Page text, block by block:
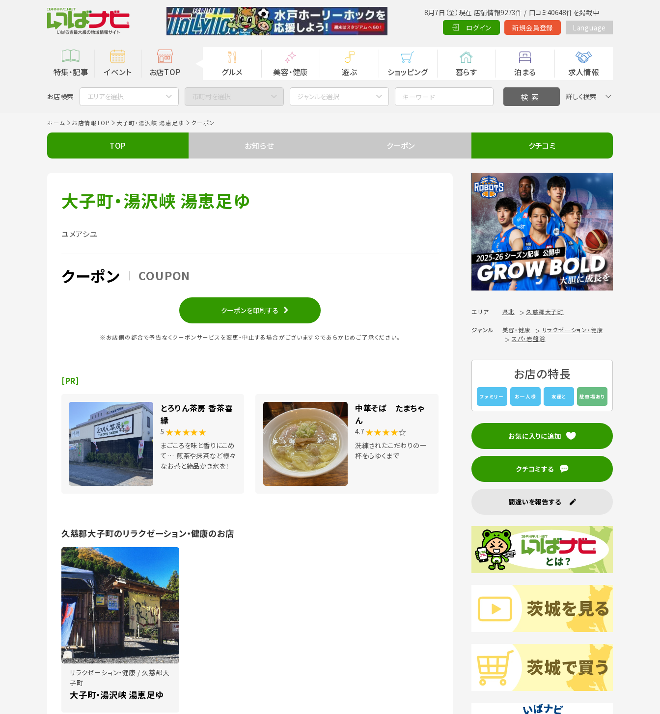
8月7日（金）現在 店舗情報9273件 / 口コミ40648件を掲載中
ログイン
新規会員登録 Language
特集・記事 イベント お店TOP グルメ 美容・健康 遊ぶ ショッピング 暮らす 泊まる 求人情報
お店検索 エリアを選択 市町村を選択 ジャンルを選択 詳しく検索
ホーム お店情報TOP 大子町・湯沢峡 湯恵足ゆ クーポン
TOP お知らせ クーポン クチコミ
大子町・湯沢峡 湯恵足ゆ
ユメアシユ
クーポン COUPON
クーポンを印刷する
※お店側の都合で予告なくクーポンサービスを変更・中止する場合がございますのであらかじめご了承ください。
[PR]
とろりん茶房 香茶喜
縁
5 ★★★★★
まごころを味と香りにこめ
て… 煎茶や抹茶など様々
なお茶と絶品かき氷を！
中華そば たまちゃ
ん
4.7 ★★★★☆
洗練されたこだわりの一
杯を心ゆくまで
久慈郡大子町のリラクゼーション・健康のお店
リラクゼーション・健康 / 久慈郡大
子町
大子町・湯沢峡 湯恵足ゆ
エリア 県北 久慈郡大子町
ジャンル 美容・健康
リラクゼーション・健康
スパ・岩盤浴
お店の特長
ファミリー お一人様 友達と 駐車場あり
お気に入りに追加
クチコミする
間違いを報告する